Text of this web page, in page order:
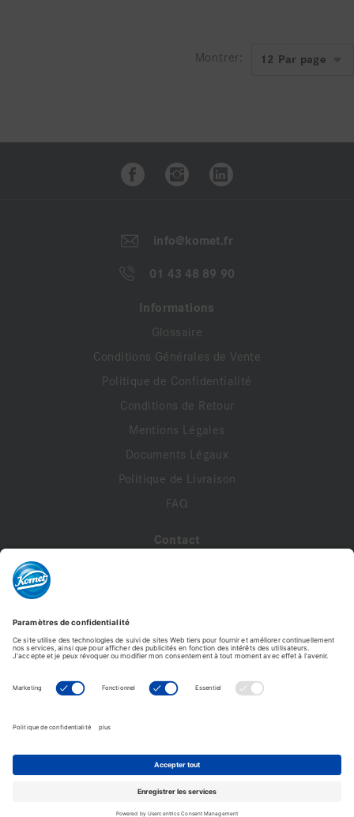
Montrer:
info@komet.fr
01 43 48 89 90
Informations
Glossaire
Conditions Générales de Vente
Politique de Confidentialité
Conditions de Retour
Mentions Légales
Documents Légaux
Politique de Livraison
FAQ
Contact
Profil de compte
Commandes
Komet France - Copyright © 2026 - Tous droits réservés -
Reproduction interdite. © Photos non contractuelles.